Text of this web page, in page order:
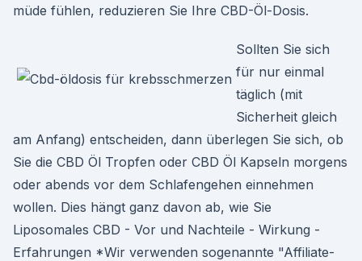
müde fühlen, reduzieren Sie Ihre CBD-Öl-Dosis.
Sollten Sie sich
für nur einmal
täglich (mit
Sicherheit gleich
am Anfang) entscheiden, dann überlegen Sie sich, ob
Sie die CBD Öl Tropfen oder CBD Öl Kapseln morgens
oder abends vor dem Schlafengehen einnehmen
wollen. Dies hängt ganz davon ab, wie Sie
Liposomales CBD - Vor und Nachteile - Wirkung -
Erfahrungen *Wir verwenden sogenannte "Affiliate-